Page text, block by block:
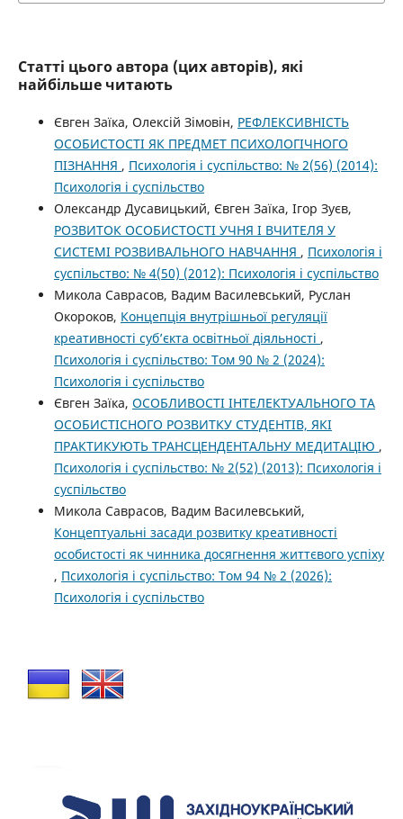
Статті цього автора (цих авторів), які
найбільше читають
Євген Заїка, Олексій Зімовін, РЕФЛЕКСИВНІСТЬ
ОСОБИСТОСТІ ЯК ПРЕДМЕТ ПСИХОЛОГІЧНОГО
ПІЗНАННЯ , Психологія і суспільство: № 2(56) (2014):
Психологія і суспільство
Олександр Дусавицький, Євген Заїка, Ігор Зуєв,
РОЗВИТОК ОСОБИСТОСТІ УЧНЯ І ВЧИТЕЛЯ У
СИСТЕМІ РОЗВИВАЛЬНОГО НАВЧАННЯ , Психологія і
суспільство: № 4(50) (2012): Психологія і суспільство
Микола Саврасов, Вадим Василевський, Руслан
Окороков, Концепція внутрішньої регуляції
креативності суб’єкта освітньої діяльності ,
Психологія і суспільство: Том 90 № 2 (2024):
Психологія і суспільство
Євген Заїка, ОСОБЛИВОСТІ ІНТЕЛЕКТУАЛЬНОГО ТА
ОСОБИСТІСНОГО РОЗВИТКУ СТУДЕНТІВ, ЯКІ
ПРАКТИКУЮТЬ ТРАНСЦЕНДЕНТАЛЬНУ МЕДИТАЦІЮ ,
Психологія і суспільство: № 2(52) (2013): Психологія і
суспільство
Микола Саврасов, Вадим Василевський,
Концептуальні засади розвитку креативності
особистості як чинника досягнення життєвого успіху
, Психологія і суспільство: Том 94 № 2 (2026):
Психологія і суспільство